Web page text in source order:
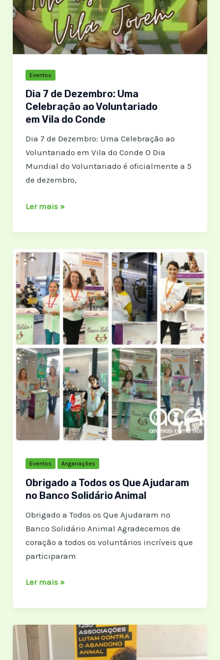
Eventos
Dia 7 de Dezembro: Uma
Celebração ao Voluntariado
em Vila do Conde
Dia 7 de Dezembro: Uma Celebração ao
Voluntariado em Vila do Conde O Dia
Mundial do Voluntariado é oficialmente a 5
de dezembro,
Dia
de
Dezembro:
Uma
Celebração
ao
Voluntariado
em Vila do Conde
Ler mais »
Eventos Angariações
Obrigado a Todos os Que Ajudaram
no Banco Solidário Animal
Obrigado a Todos os Que Ajudaram no
Banco Solidário Animal Agradecemos de
coração a todos os voluntários incríveis que
participaram
Obrigado
Todos
os
Que
Ajudaram
Ler mais »